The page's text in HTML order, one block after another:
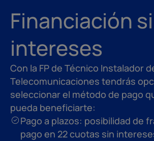
Financiación
intereses
Con la FP de Técnico Instalador
Telecomunicaciones tendrás
seleccionar el método de pago
pueda beneficiarte:
Pago a plazos: posibilidad de
pago en 22 cuotas sin